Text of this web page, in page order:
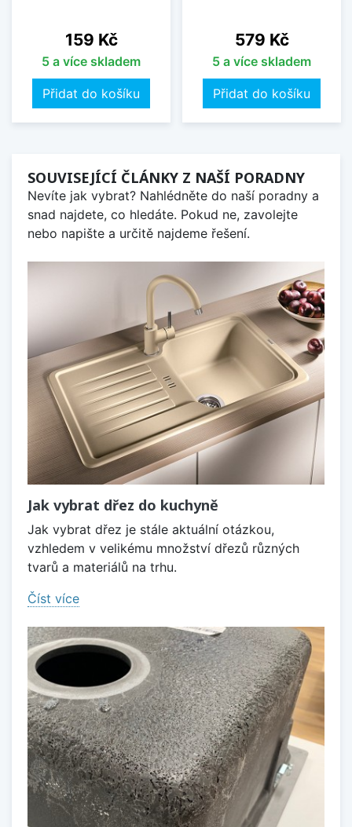
Cena
159 Kč
5 a více skladem
Přidat do košíku
Cena
579 Kč
5 a více skladem
Přidat do košíku
SOUVISEJÍCÍ ČLÁNKY Z NAŠÍ PORADNY
Nevíte jak vybrat? Nahlédněte do naší poradny a
snad najdete, co hledáte. Pokud ne, zavolejte
nebo napište a určitě najdeme řešení.
Jak vybrat dřez do kuchyně
Jak vybrat dřez je stále aktuální otázkou,
vzhledem v velikému množství dřezů různých
tvarů a materiálů na trhu.
Číst více